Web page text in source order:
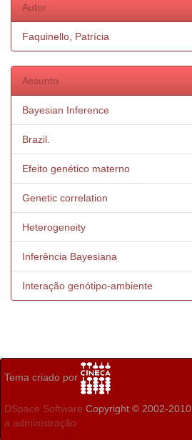
Autor
Faquinello, Patrícia
Assunto
Bayesian Inference
Brazil.
Efeito genético materno
Genetic correlation
Heterogeneity
Inferência Bayesiana
Interação genótipo-ambiente
Tema criado por
DSpace Software Copyright © 2002-2010
a administração